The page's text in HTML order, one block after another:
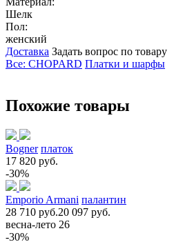
Шелк
Пол:
женский
Доставка Задать вопрос по товару
Все: CHOPARD Платки и шарфы
Похожие товары
Bogner платок
17 820 руб.
-30%
Emporio Armani палантин
28 710 руб.20 097 руб.
весна-лето 26
-30%